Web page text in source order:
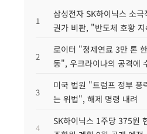
1
삼성전자 SK하이닉스 소
권가 비판, "반도체 호황
2
로이터 "정제연료 3만 톤
동", 우크라이나의 공격에
3
미국 법원 "트럼프 정부 풍
는 위법", 해제 명령 내려
4
SK하이닉스 1주당 375원